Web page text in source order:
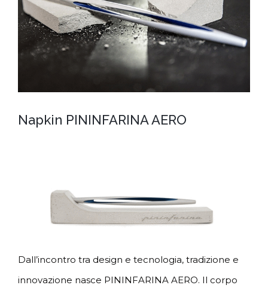
Napkin PININFARINA AERO
Dall’incontro tra design e tecnologia, tradizione e
innovazione nasce PININFARINA AERO. Il corpo